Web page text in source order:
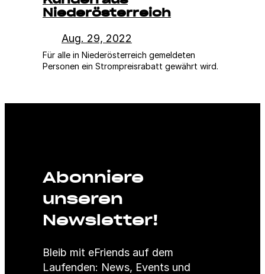
Niederösterreich
Aug. 29, 2022
Für alle in Niederösterreich gemeldeten
Personen ein Strompreisrabatt gewährt wird.
Abonniere
unseren
Newsletter!
Bleib mit eFriends auf dem
Laufenden: News, Events und